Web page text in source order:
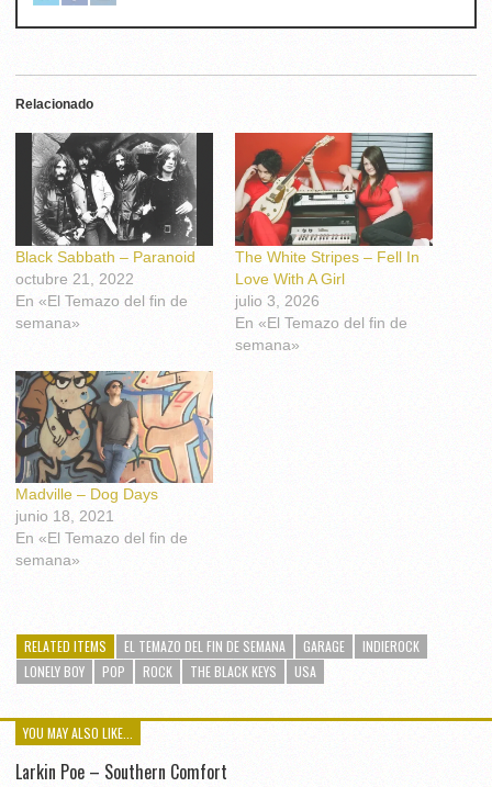
Relacionado
Black Sabbath – Paranoid
octubre 21, 2022
En «El Temazo del fin de
semana»
The White Stripes – Fell In
Love With A Girl
julio 3, 2026
En «El Temazo del fin de
semana»
Madville – Dog Days
junio 18, 2021
En «El Temazo del fin de
semana»
RELATED ITEMS EL TEMAZO DEL FIN DE SEMANA GARAGE
INDIEROCK
LONELY BOY
POP ROCK THE BLACK KEYS USA
YOU MAY ALSO LIKE...
Larkin Poe – Southern Comfort